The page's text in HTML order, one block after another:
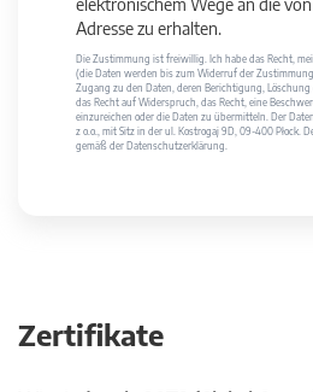
elektronischem Wege an die
Adresse zu erhalten.
Die Zustimmung ist freiwillig. Ich habe das Recht,
(die Daten werden bis zum Widerruf der
Zugang zu den Daten, deren Berichtigung,
das Recht auf Widerspruch, das Recht, eine
einzureichen oder die Daten zu übermitteln. Der
z o.o., mit Sitz in der ul. Kostrogaj 9D, 09-400 Płock.
gemäß der Datenschutzerklärung.
Zertifikate